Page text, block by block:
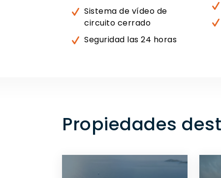
Sistema de vídeo de
circuito cerrado
Seguridad las 24 horas
Propiedades